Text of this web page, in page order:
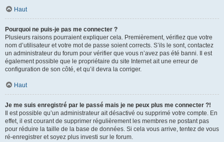
Haut
Pourquoi ne puis-je pas me connecter ?
Plusieurs raisons pourraient expliquer cela. Premièrement, vérifiez que votre
nom d’utilisateur et votre mot de passe soient corrects. S’ils le sont, contactez
un administrateur du forum pour vérifier que vous n’avez pas été banni. Il est
également possible que le propriétaire du site Internet ait une erreur de
configuration de son côté, et qu’il devra la corriger.
Haut
Je me suis enregistré par le passé mais je ne peux plus me connecter ?!
Il est possible qu’un administrateur ait désactivé ou supprimé votre compte. En
effet, il est courant de supprimer régulièrement les membres ne postant pas
pour réduire la taille de la base de données. Si cela vous arrive, tentez de vous
ré-enregistrer et soyez plus investi sur le forum.